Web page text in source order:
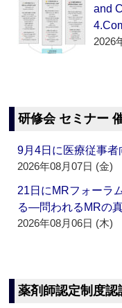
and
2026
研修会 セミナー
9月4日に医療従事
2026年08月07日 (金)
21日にMRフォーラ
る―問われるMRの
2026年08月06日 (木)
薬剤師認定制度